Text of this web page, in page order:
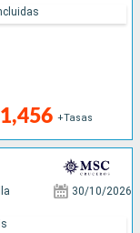
+Tasas
30/10/2026